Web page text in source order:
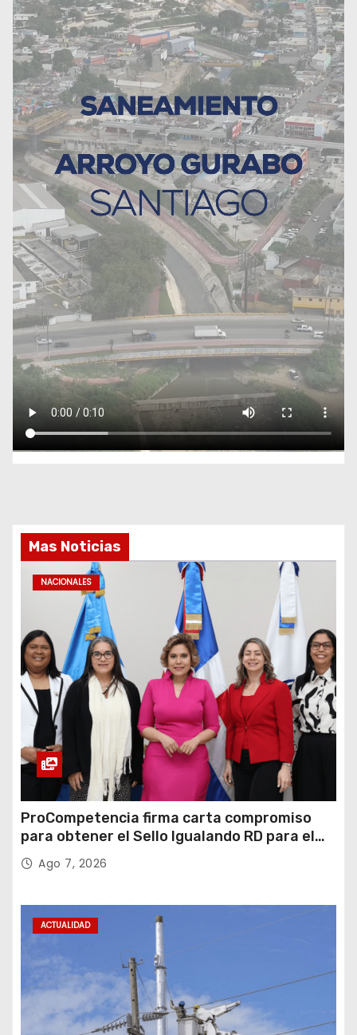
Mas Noticias
NACIONALES
ProCompetencia firma carta compromiso
para obtener el Sello Igualando RD para el
Sector Público
Ago 7, 2026
ACTUALIDAD